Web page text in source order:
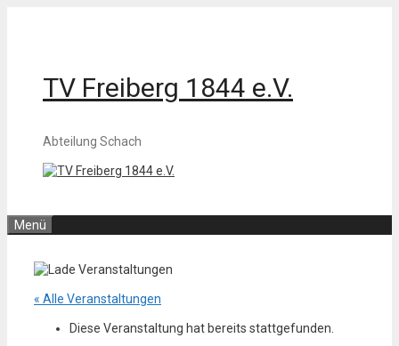
TV Freiberg 1844 e.V.
Abteilung Schach
Menü
« Alle Veranstaltungen
Diese Veranstaltung hat bereits stattgefunden.